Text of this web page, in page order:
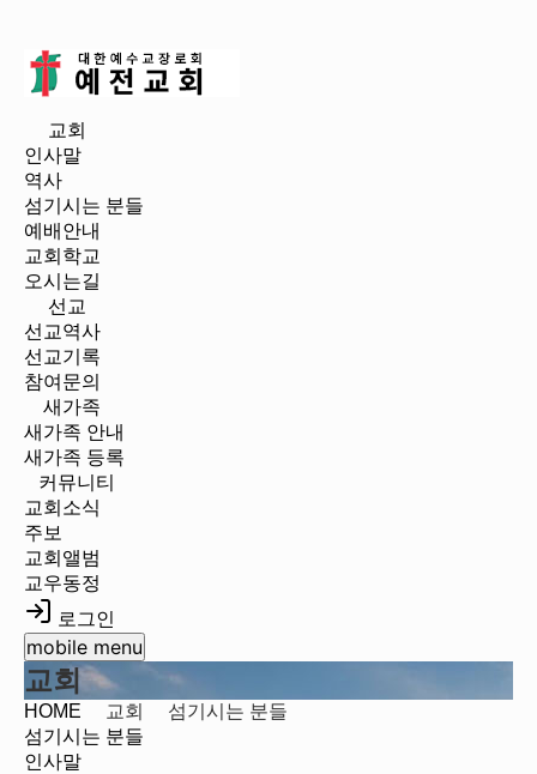
교회
인사말
역사
섬기시는 분들
예배안내
교회학교
오시는길
선교
선교역사
선교기록
참여문의
새가족
새가족 안내
새가족 등록
커뮤니티
교회소식
주보
교회앨범
교우동정
로그인
mobile menu
교회
HOME 교회
섬기시는 분들
섬기시는 분들
인사말